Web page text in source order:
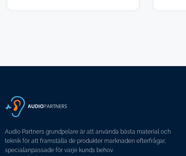
Audio Partners grundpelare är att använda bästa material och
teknik för att framställa de produkter marknaden efterfrågar,
specialanpassade för varje kunds behov.